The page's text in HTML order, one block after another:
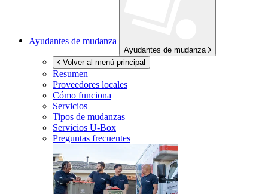
Ayudantes de mudanza
Ayudantes de mudanza
Volver al menú principal
Resumen
Proveedores locales
Cómo funciona
Servicios
Tipos de mudanzas
Servicios U-Box
Preguntas frecuentes